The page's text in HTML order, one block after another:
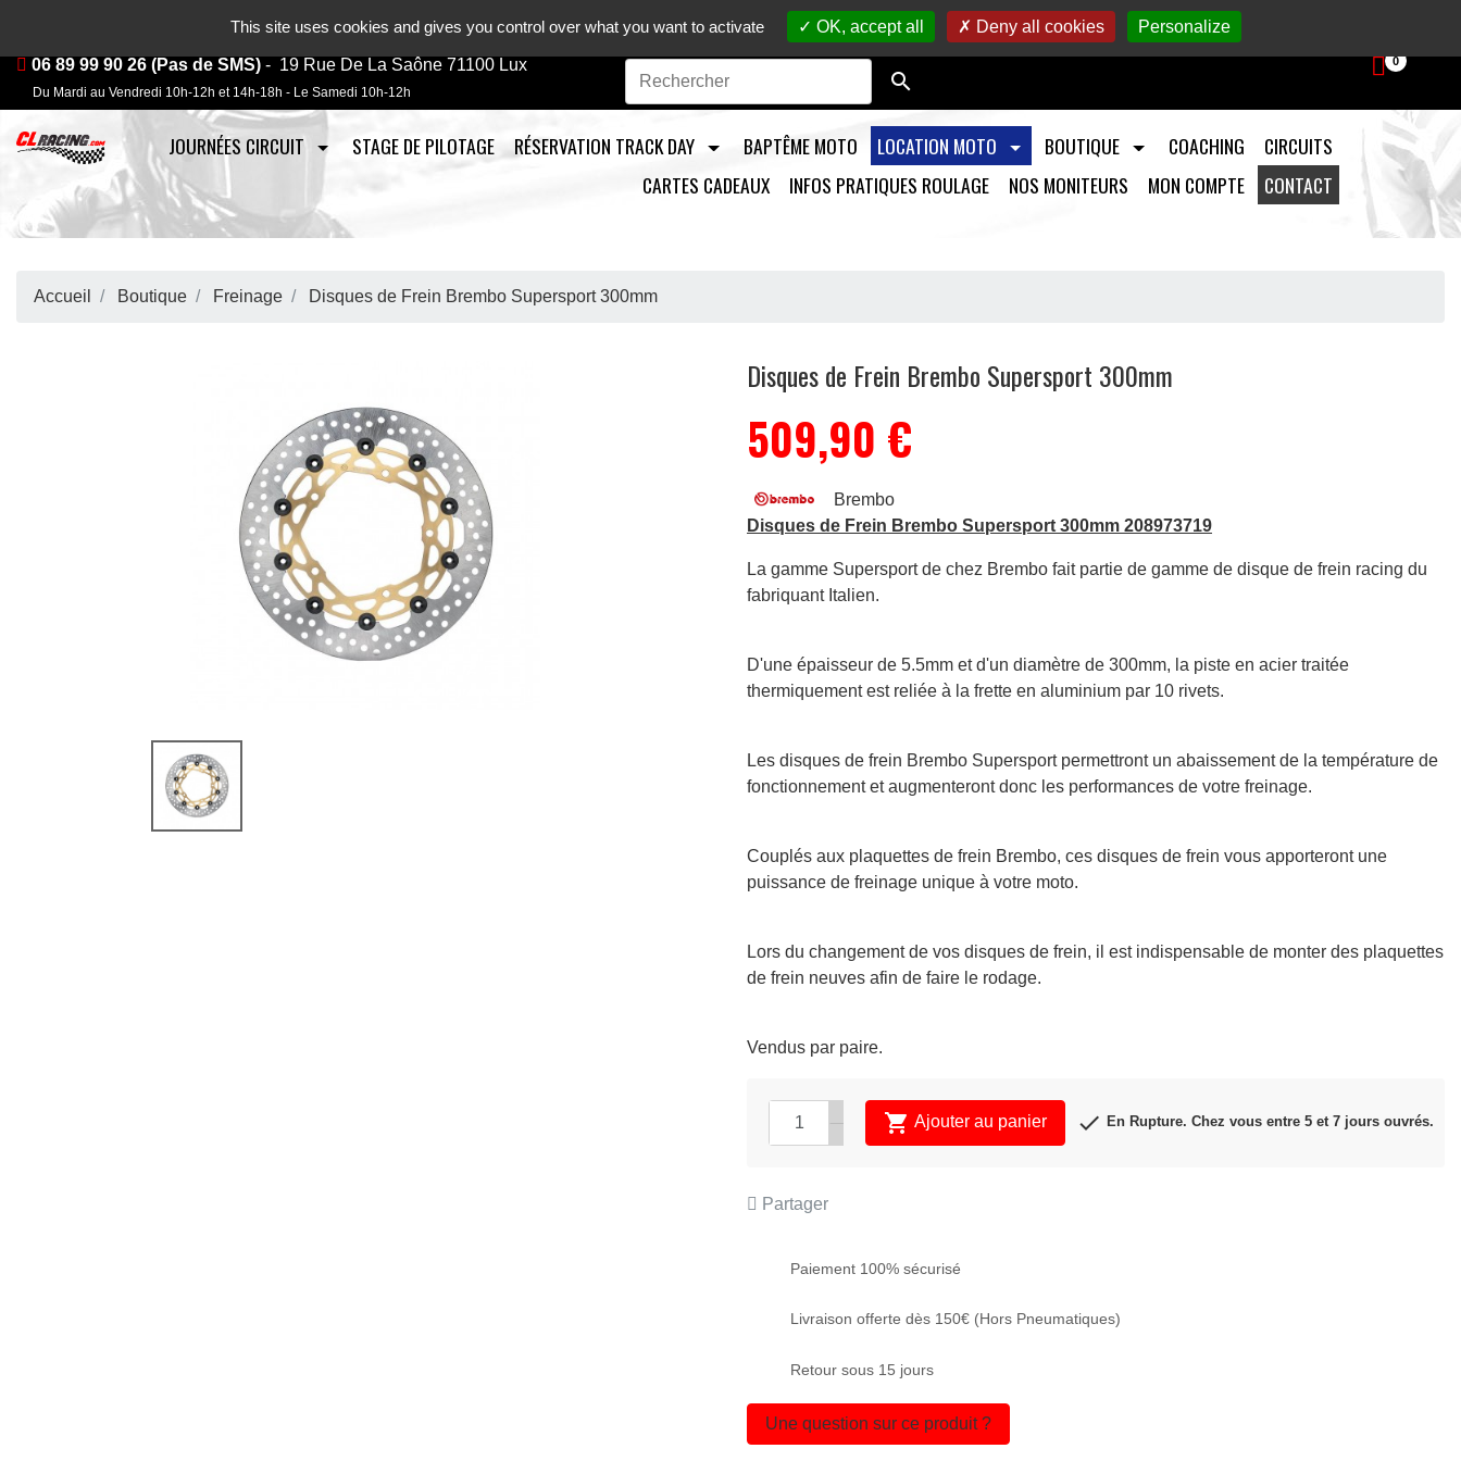
Journées, stages et baptêmes moto sur circuit /Vente en ligne de pièces détachées moto / Maintenance et préparation moto.
06 89 99 90 26 (Pas de SMS) - 19 Rue De La Saône 71100 Lux
Du Mardi au Vendredi 10h-12h et 14h-18h - Le Samedi 10h-12h 
0
JOURNÉES CIRCUIT STAGE DE PILOTAGE RÉSERVATION TRACK DAY BAPTÊME MOTO LOCATION MOTO BOUTIQUE COACHING
CIRCUITS
CARTES CADEAUX
INFOS PRATIQUES ROULAGE NOS MONITEURS MON COMPTE CONTACT
Accueil Boutique Freinage Disques de Frein Brembo Supersport 300mm
Disques de Frein Brembo Supersport 300mm
509,90 €
Brembo
Disques de Frein Brembo Supersport 300mm 208973719
La gamme Supersport de chez Brembo fait partie de gamme de disque de frein racing du
fabriquant Italien.
D'une épaisseur de 5.5mm et d'un diamètre de 300mm, la piste en acier traitée
thermiquement est reliée à la frette en aluminium par 10 rivets.
Les disques de frein Brembo Supersport permettront un abaissement de la température de
fonctionnement et augmenteront donc les performances de votre freinage.
Couplés aux plaquettes de frein Brembo, ces disques de frein vous apporteront une
puissance de freinage unique à votre moto.
Lors du changement de vos disques de frein, il est indispensable de monter des plaquettes
de frein neuves afin de faire le rodage.
Vendus par paire.
 Ajouter au panier  En Rupture. Chez vous entre 5 et 7 jours ouvrés.
Partager
Paiement 100% sécurisé
Livraison offerte dès 150€ (Hors Pneumatiques)
Retour sous 15 jours
Une question sur ce produit ?
APERÇU RAPIDE
This site uses cookies and gives you control over what you want to activate OK, accept all Deny all cookies Personalize